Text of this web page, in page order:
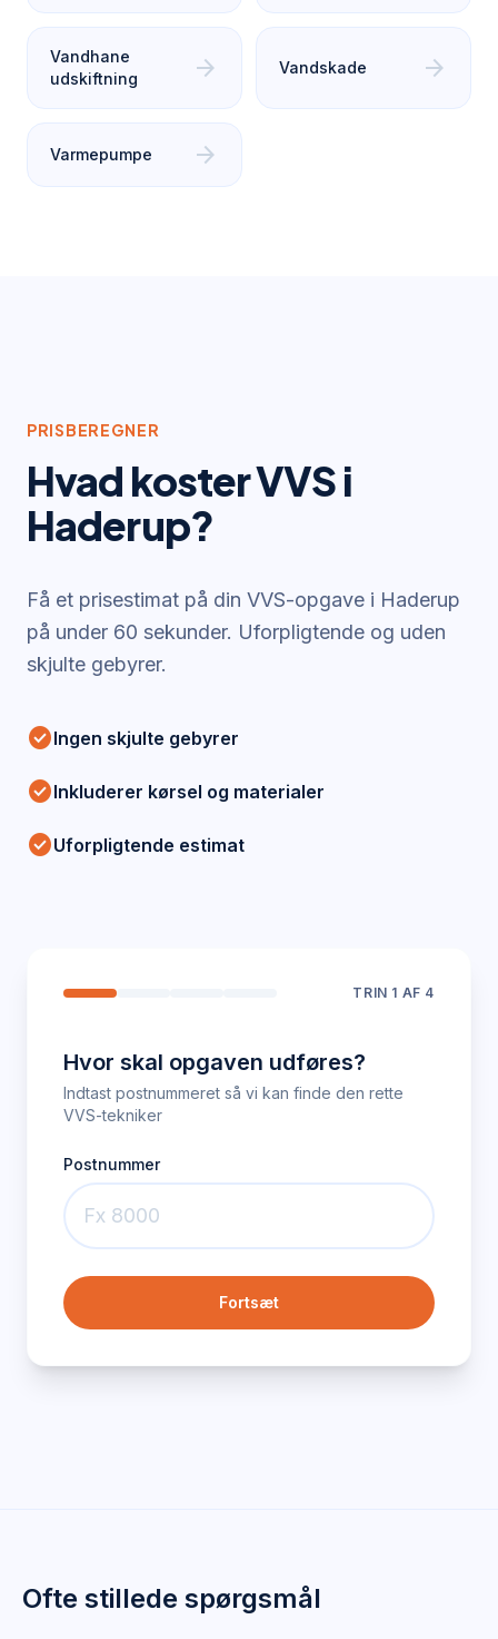
Vandhane
udskiftning
arrow_forward Vandskade arrow_forward
Varmepumpe arrow_forward
PRISBEREGNER
Hvad koster VVS i
Haderup?
Få et prisestimat på din VVS-opgave i Haderup
på under 60 sekunder. Uforpligtende og uden
skjulte gebyrer.
check_circleIngen skjulte gebyrer
check_circleInkluderer kørsel og materialer
check_circleUforpligtende estimat
TRIN 1 AF 4
Hvor skal opgaven udføres?
Indtast postnummeret så vi kan finde den rette
VVS-tekniker
Postnummer
Fortsæt
Ofte stillede spørgsmål